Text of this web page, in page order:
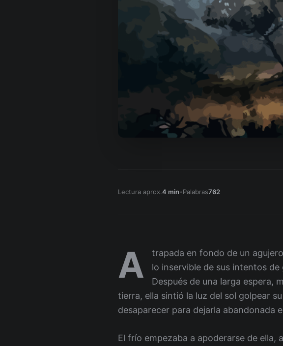
Lectura aprox.4 min•Palabras762
A
trapada en fondo de un
lo inservible de sus intentos
Después de una larga espera,
tierra, ella sintió la luz del sol golpear
desaparecer para dejarla abandonada
El frío empezaba a apoderarse de